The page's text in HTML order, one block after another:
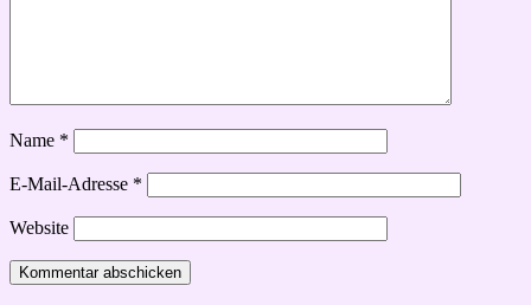
Name *
E-Mail-Adresse *
Website